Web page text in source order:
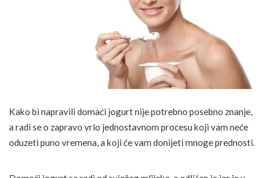
Kako bi napravili domaći jogurt nije potrebno posebno znanje,
a radi se o zapravo vrlo jednostavnom procesu koji vam neće
oduzeti puno vremena, a koji će vam donijeti mnoge prednosti.